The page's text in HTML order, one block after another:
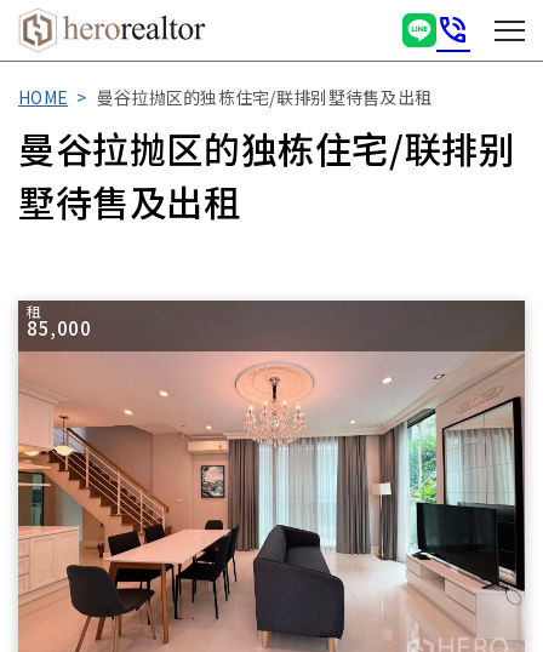
phone_in_talk
HOME 曼谷拉抛区的独栋住宅/联排别墅待售及出租
曼谷拉抛区的独栋住宅/联排别
墅待售及出租
租
85,000